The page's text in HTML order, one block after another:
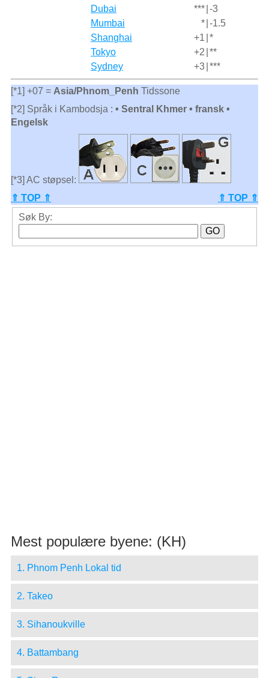
Dubai
*** -3
Mumbai
* -1.5
Shanghai
+1 *
Tokyo
+2 **
Sydney
+3 ***
[*1] +07 = Asia/Phnom_Penh Tidssone
[*2] Språk i Kambodsja : • Sentral Khmer • fransk •
Engelsk
[*3] AC støpsel:
⇑ TOP ⇑
⇑ TOP ⇑
Søk By:
Mest populære byene: (KH)
1. Phnom Penh Lokal tid
2. Takeo
3. Sihanoukville
4. Battambang